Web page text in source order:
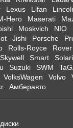
Lexus Lifan
Hero Maserati
Moskvich NIO
Jishi Porsche
Rolls-Royce Rover
Skywell Smart
Suzuki SWM
VolksWagen Volvo
Амберавто